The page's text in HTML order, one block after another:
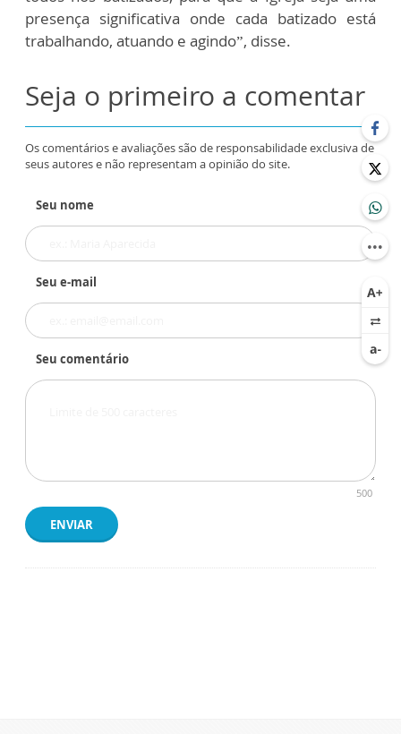
presença significativa onde cada batizado está
trabalhando, atuando e agindo”, disse.
Seja o primeiro a comentar
Os comentários e avaliações são de responsabilidade exclusiva de
seus autores e não representam a opinião do site.
Seu nome
Seu e-mail
Seu comentário
500
ENVIAR